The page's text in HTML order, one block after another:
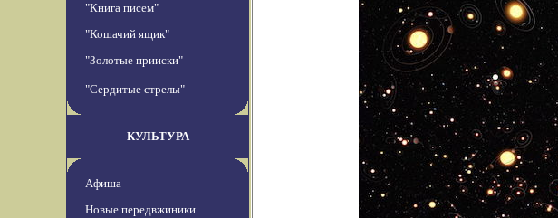
"Книга писем"
"Кошачий ящик"
"Золотые прииски"
"Сердитые стрелы"
КУЛЬТУРА
Афиша
Новые передвжиники